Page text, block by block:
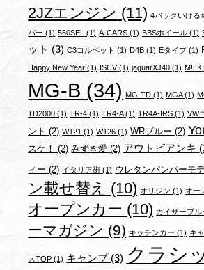
2JZエンジン (11) 4バックいける
バー (1) 560SEL (1) A-CARS (1) BBSホイール(1)
ット (3) C3コルベット (1) D4B (1) Eタイプ(1)
Happy New Year (1) ISCV(1) jaguarXJ40(1) M!LK
MG-B (34) MG-TD (1) MGA(1)
TD2000 (1) TR-4 (1) TR4-A(1) TR4A-IRS(1) VW
ント (2) W121 (1) W126 (1) WRブルー (2)
スケ！ (2) みずき愛 (2) アウトビアンキ
ィー (2) イタリア街 (1) ウレタンバンパーモ
ン載せ替え (10) オリジン (1) オー
オープンカー (10) カイザーブル
ーマガジン (9) キッチンカー (1) キ
スTOP (1) キャンプ(3) クラシ